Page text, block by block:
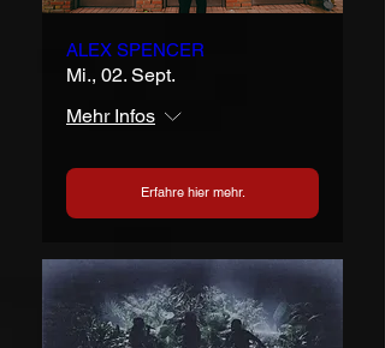
ALEX SPENCER
Mi., 02. Sept.
Mehr Infos
Erfahre hier mehr.